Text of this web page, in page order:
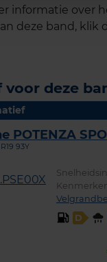
informatie over
deze band, klik
deze
POTENZA
93Y
D